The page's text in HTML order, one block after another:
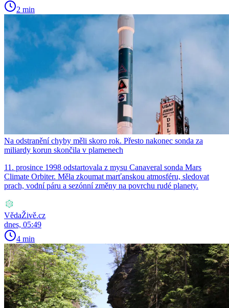
2 min
Na odstranění chyby měli skoro rok. Přesto nakonec sonda za
miliardy korun skončila v plamenech
11. prosince 1998 odstartovala z mysu Canaveral sonda Mars
Climate Orbiter. Měla zkoumat marťanskou atmosféru, sledovat
prach, vodní páru a sezónní změny na povrchu rudé planety.
VědaŽivě.cz
dnes, 05:49
4 min